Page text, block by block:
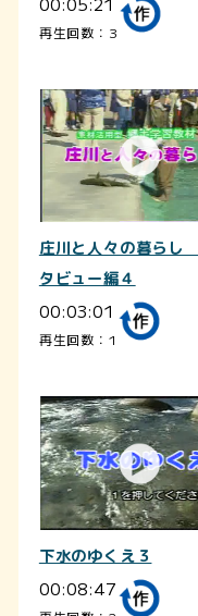
再生回数：3
庄川と人々の暮らし
タビュー編４
00:03:01
再生回数：1
下水のゆくえ３
00:08:47